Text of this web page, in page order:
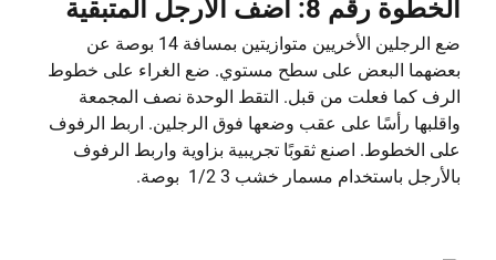
الخطوة رقم 8: أضف الأرجل المتبقية
ضع الرجلين الأخريين متوازيتين بمسافة 14 بوصة عن
بعضهما البعض على سطح مستوي. ضع الغراء على خطوط
الرف كما فعلت من قبل. التقط الوحدة نصف المجمعة
واقلبها رأسًا على عقب وضعها فوق الرجلين. اربط الرفوف
على الخطوط. اصنع ثقوبًا تجريبية بزاوية واربط الرفوف
بالأرجل باستخدام مسمار خشب 3 1/2 بوصة.